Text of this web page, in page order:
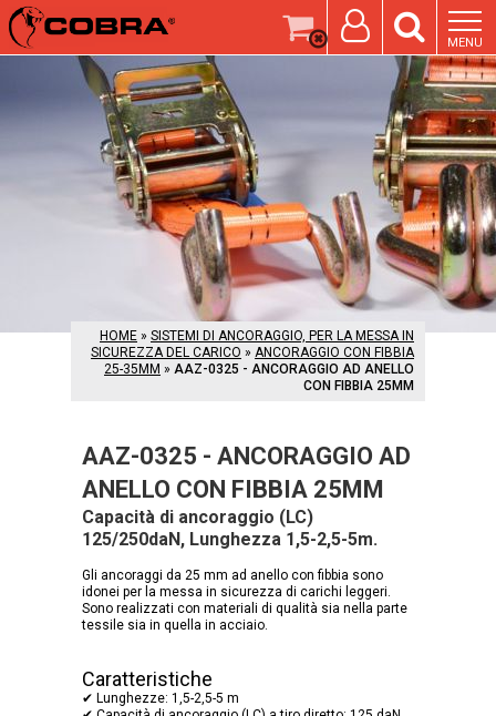
MENU
HOME » SISTEMI DI ANCORAGGIO, PER LA MESSA IN
SICUREZZA DEL CARICO » ANCORAGGIO CON FIBBIA
25-35MM » AAZ-0325 - ANCORAGGIO AD ANELLO
CON FIBBIA 25MM
AAZ-0325 - ANCORAGGIO AD
ANELLO CON FIBBIA 25MM
Capacità di ancoraggio (LC)
125/250daN, Lunghezza 1,5-2,5-5m.
Gli ancoraggi da 25 mm ad anello con fibbia sono
idonei per la messa in sicurezza di carichi leggeri.
Sono realizzati con materiali di qualità sia nella parte
tessile sia in quella in acciaio.
Caratteristiche
✔ Lunghezze: 1,5-2,5-5 m